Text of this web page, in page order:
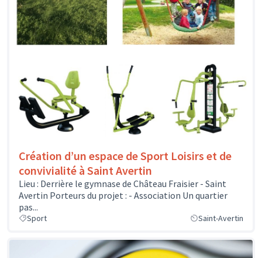
Création d’un espace de Sport Loisirs et de
convivialité à Saint Avertin
Lieu : Derrière le gymnase de Château Fraisier - Saint
Avertin Porteurs du projet : - Association Un quartier
pas...
Sport Saint-Avertin